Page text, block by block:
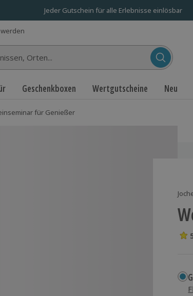
Jeder Gutschein für alle Erlebnisse einlösbar
Geschenkboxen Wertgutscheine Neu
für Genießer
5